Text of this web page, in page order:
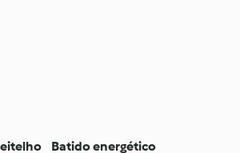
Batido energético